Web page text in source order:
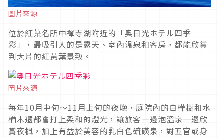
圖片來源
位於紅葉名所中禪寺湖附近的「奥日光ホテル四季
彩」，最吸引人的是露天、室內溫泉和客房，都能欣賞
到大片的紅黃葉景致。
圖片來源
每年10月中旬～11月上旬的夜晚，庭院內的白樺樹和水
楢木還都會打上柔和的燈光，讓旅客一邊泡溫泉一邊欣
賞夜楓，加上有益於美容的乳白色硫磺泉，對五官或身